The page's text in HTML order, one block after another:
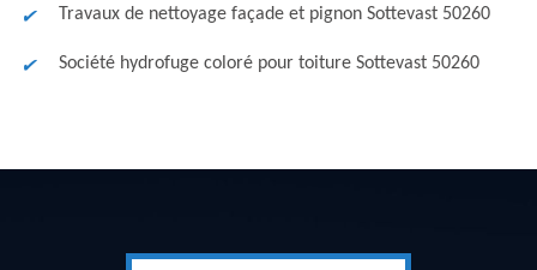
Travaux de nettoyage façade et pignon Sottevast 50260
Société hydrofuge coloré pour toiture Sottevast 50260